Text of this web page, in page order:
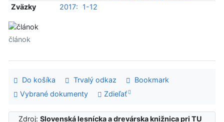
Zväzky
2017: 1-12
článok
Do košíka Trvalý odkaz
Bookmark
Vybrané dokumenty
Zdieľať
Zdroj:Slovenská lesnícka a drevárska knižnica pri TU